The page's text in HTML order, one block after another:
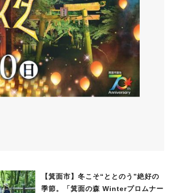
【箕面市】冬こそ“ととのう”絶好の
季節。「箕面の森 Winterプロムナー